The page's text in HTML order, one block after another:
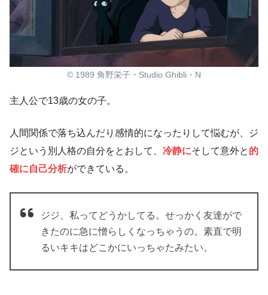
© 1989 角野栄子・Studio Ghibli・N
主人公で13歳の女の子。
人間関係で落ち込んだり感情的になったりして悩むが、ジ
ジという別人格の自分をとおして、 冷静にそして意外と 的
確に自己分析ができている。
ジジ、私ってどうかしてる。せっかく友達がで
きたのに急に憎らしくなっちゃうの。素直で明
るいキキはどこかにいっちゃたみたい。